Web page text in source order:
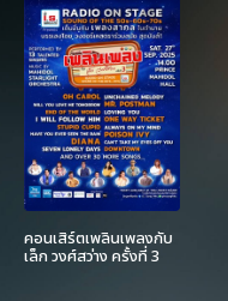
คอนเสิร์ตเพลินเพลงกับ
เล็ก วงศ์สว่าง ครั้งที่ 3